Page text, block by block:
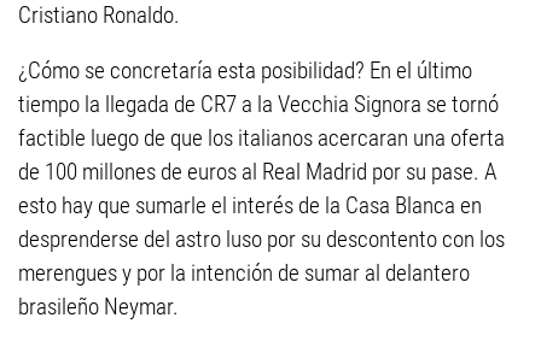
Cristiano Ronaldo.
¿Cómo se concretaría esta posibilidad? En el último
tiempo la llegada de CR7 a la Vecchia Signora se tornó
factible luego de que los italianos acercaran una oferta
de 100 millones de euros al Real Madrid por su pase. A
esto hay que sumarle el interés de la Casa Blanca en
desprenderse del astro luso por su descontento con los
merengues y por la intención de sumar al delantero
brasileño Neymar.